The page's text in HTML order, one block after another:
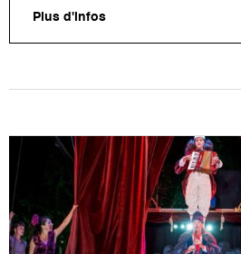
Plus d'infos